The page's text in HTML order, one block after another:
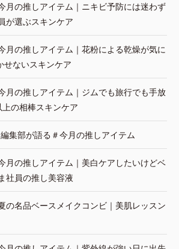
月の推しアイテム｜ニキビ予防には迷わず
が選ぶスキンケア
月の推しアイテム｜花粉による乾燥が気に
ないスキンケア
月の推しアイテム｜ジムでも旅行でも手放
の相棒スキンケア
集部が語る＃今月の推しアイテム
月の推しアイテム｜美白ケアしたいけどベ
社員の推し美容液
の名品ベースメイクコンビ｜美肌レッスン